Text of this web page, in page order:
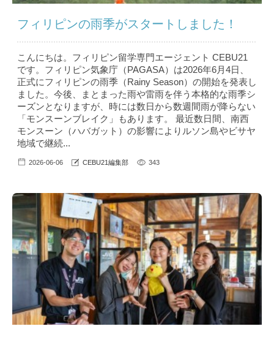
フィリピンの雨季がスタートしました！
こんにちは。フィリピン留学専門エージェント CEBU21
です。フィリピン気象庁（PAGASA）は2026年6月4日、
正式にフィリピンの雨季（Rainy Season）の開始を発表し
ました。今後、まとまった雨や雷雨を伴う本格的な雨季シ
ーズンとなりますが、時には数日から数週間雨が降らない
「モンスーンブレイク」もあります。 最近数日間、南西
モンスーン（ハバガット）の影響によりルソン島やビサヤ
地域で継続...
2026-06-06 CEBU21編集部 343